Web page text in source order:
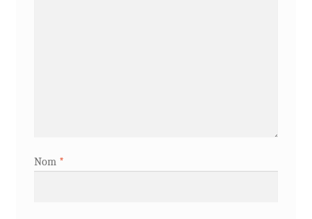
Nom *